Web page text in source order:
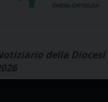
della Diocesi